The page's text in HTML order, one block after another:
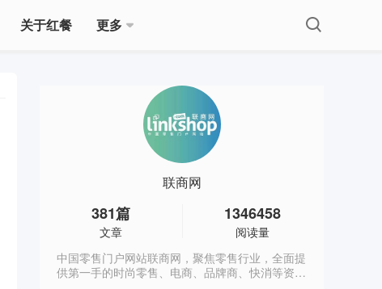
关于红餐 更多
联商网
381篇
文章
1346458
阅读量
中国零售门户网站联商网，聚焦零售行业，全面提
供第一手的时尚零售、电商、品牌商、快消等资